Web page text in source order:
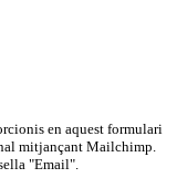
en aquest formulari
mitjançant Mailchimp.
"Email".